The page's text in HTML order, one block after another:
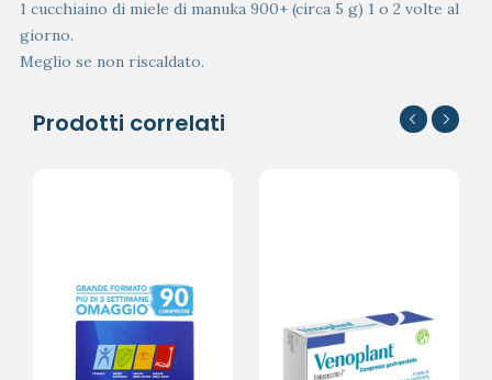
1 cucchiaino di miele di manuka 900+ (circa 5 g) 1 o 2 volte al
giorno.
Meglio se non riscaldato.
Prodotti correlati